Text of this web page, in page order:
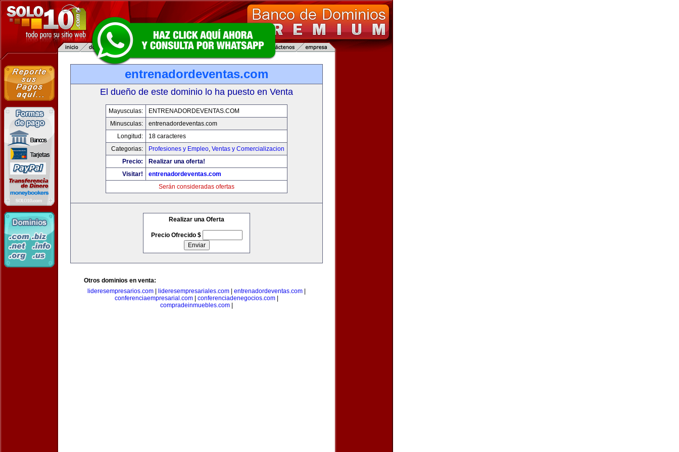
entrenadordeventas.com
El dueño de este dominio lo ha puesto en Venta
Mayusculas:
ENTRENADORDEVENTAS.COM
Minusculas:
entrenadordeventas.com
Longitud:
18 caracteres
Categorias:
Profesiones y Empleo, Ventas y Comercializacion
Precio:
Realizar una oferta!
Visitar!
entrenadordeventas.com
Serán consideradas ofertas
Realizar una Oferta
Precio Ofrecido $
Otros dominios en venta:
lideresempresarios.com
lideresempresariales.com entrenadordeventas.com
conferenciaempresarial.com
conferenciadenegocios.com
compradeinmuebles.com